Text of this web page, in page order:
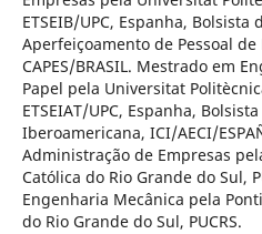
ETSEIB/UPC, Espanha, Bolsista
Aperfeiçoamento de Pessoal
CAPES/BRASIL. Mestrado em
Papel pela Universitat
ETSEIAT/UPC, Espanha,
Iberoamericana, ICI/AECI/
Administração de Empresas
Católica do Rio Grande do Sul,
Engenharia Mecânica pela
do Rio Grande do Sul, PUCRS.